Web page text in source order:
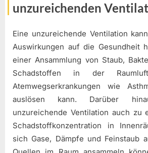
unzureichenden
Eine unzureichende Ventilation
Auswirkungen auf die Gesundheit
einer Ansammlung von Staub,
Schadstoffen in der
Atemwegserkrankungen wie
auslösen kann. Darüber
unzureichende Ventilation auch zu
Schadstoffkonzentration in
sich Gase, Dämpfe und Feinstaub